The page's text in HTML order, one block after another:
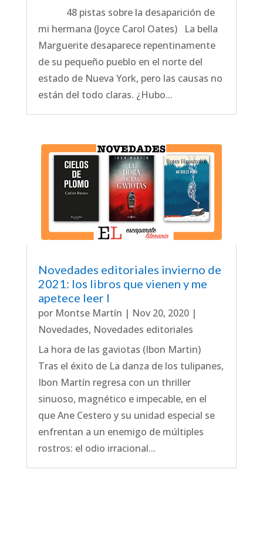
48 pistas sobre la desaparición de
mi hermana (Joyce Carol Oates) La bella
Marguerite desaparece repentinamente
de su pequeño pueblo en el norte del
estado de Nueva York, pero las causas no
están del todo claras. ¿Hubo...
Novedades editoriales invierno de
2021: los libros que vienen y me
apetece leer I
por Montse Martín | Nov 20, 2020|
Novedades, Novedades editoriales
La hora de las gaviotas (Ibon Martin)
Tras el éxito de La danza de los tulipanes,
Ibon Martín regresa con un thriller
sinuoso, magnético e impecable, en el
que Ane Cestero y su unidad especial se
enfrentan a un enemigo de múltiples
rostros: el odio irracional...